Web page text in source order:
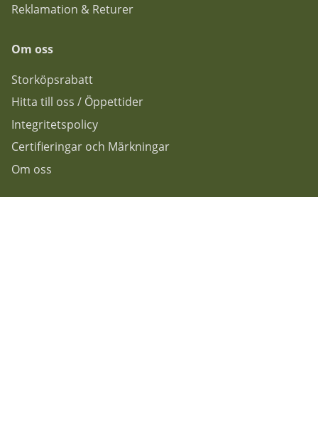
Reklamation & Returer
Om oss
Storköpsrabatt
Hitta till oss / Öppettider
Integritetspolicy
Certifieringar och Märkningar
Om oss